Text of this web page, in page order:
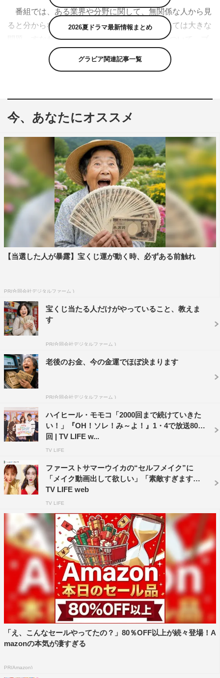
番組では、ある業界や分野に関して、無関係な人から見
ると分からないけれど、その中にいる人にとっては大きな
問題、すなわち“ちいさな世界の大きな問題”について、ブ
ラックマヨネーズ、橋下徹、ハイヒールモモコ、ほんこ
ん、ファーストサマーウイカらが話し合う。
まずは、JR尼崎北口付近で起こっている「鳴り響くけ
たたましいサイレンに怯える利用者たち」という大問題を
ピックアップ。自転車の盗難件数がワースト1位だった尼
感度の高さが原因で、少し触れただけでも警報機が鳴って
しまうことから、一般の人がびっくり＆気まずくなるとい
うトラブルが発生しているという。行政が行う事業に対し
て感じている問題点に鋭く切り込むほんこんに対し、橋下
は、元大阪市長だからこそ知っている、行政の意外な発想
を明らかにする。
また、淀川区にあるムスリムの人たちが集う街“ニシヨ
ドスタン”などの関西の外国人街で起こっている、日本人
の常識と外国人の常識の違いから起こってしまう問題や、
最近何かとニュースになることが多い組体操禁止などの教
育現場で起こっている問題を取り上げる。
2026夏ドラマ最新情報まとめ
グラビア関連記事一覧
今、あなたにオススメ
【当選した人が暴露】宝くじ運が動く時、必ずある前触れ
PR(合同会社デジタルファーム )
宝くじ当たる人だけがやっていること、教えま
す
PR(合同会社デジタルファーム )
老後のお金、今の金運でほぼ決まります
PR(合同会社デジタルファーム )
ハイヒール・モモコ「2000回まで続けていきた
い！」『OH！ソレ！み～よ！』1・4で放送800
回 | TV LIFE w...
TV LIFE
ファーストサマーウイカの“セルフメイク”に
「メイク動画出して欲しい」「素敵すぎます」 |
TV LIFE web
TV LIFE
「え、こんなセールやってたの？」80％OFF以上が続々登場！A
mazonの本気が凄すぎる
PR(Amazon)